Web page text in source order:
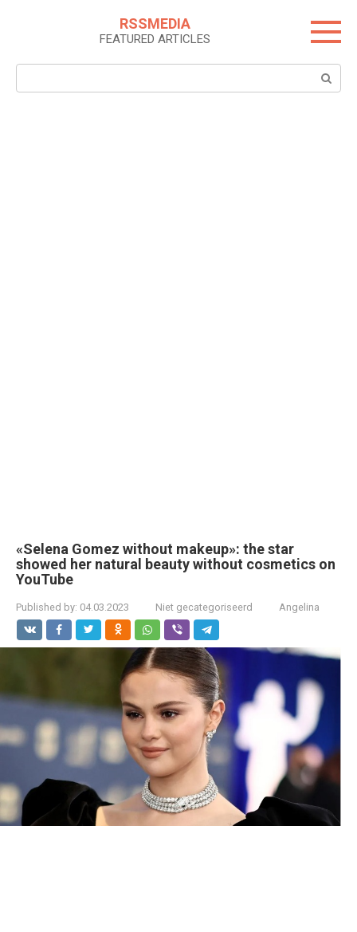
RSSMEDIA
FEATURED ARTICLES
Search:
«Selena Gomez without makeup»: the star
showed her natural beauty without cosmetics on
YouTube
Published by: 04.03.2023 Niet gecategoriseerd Angelina